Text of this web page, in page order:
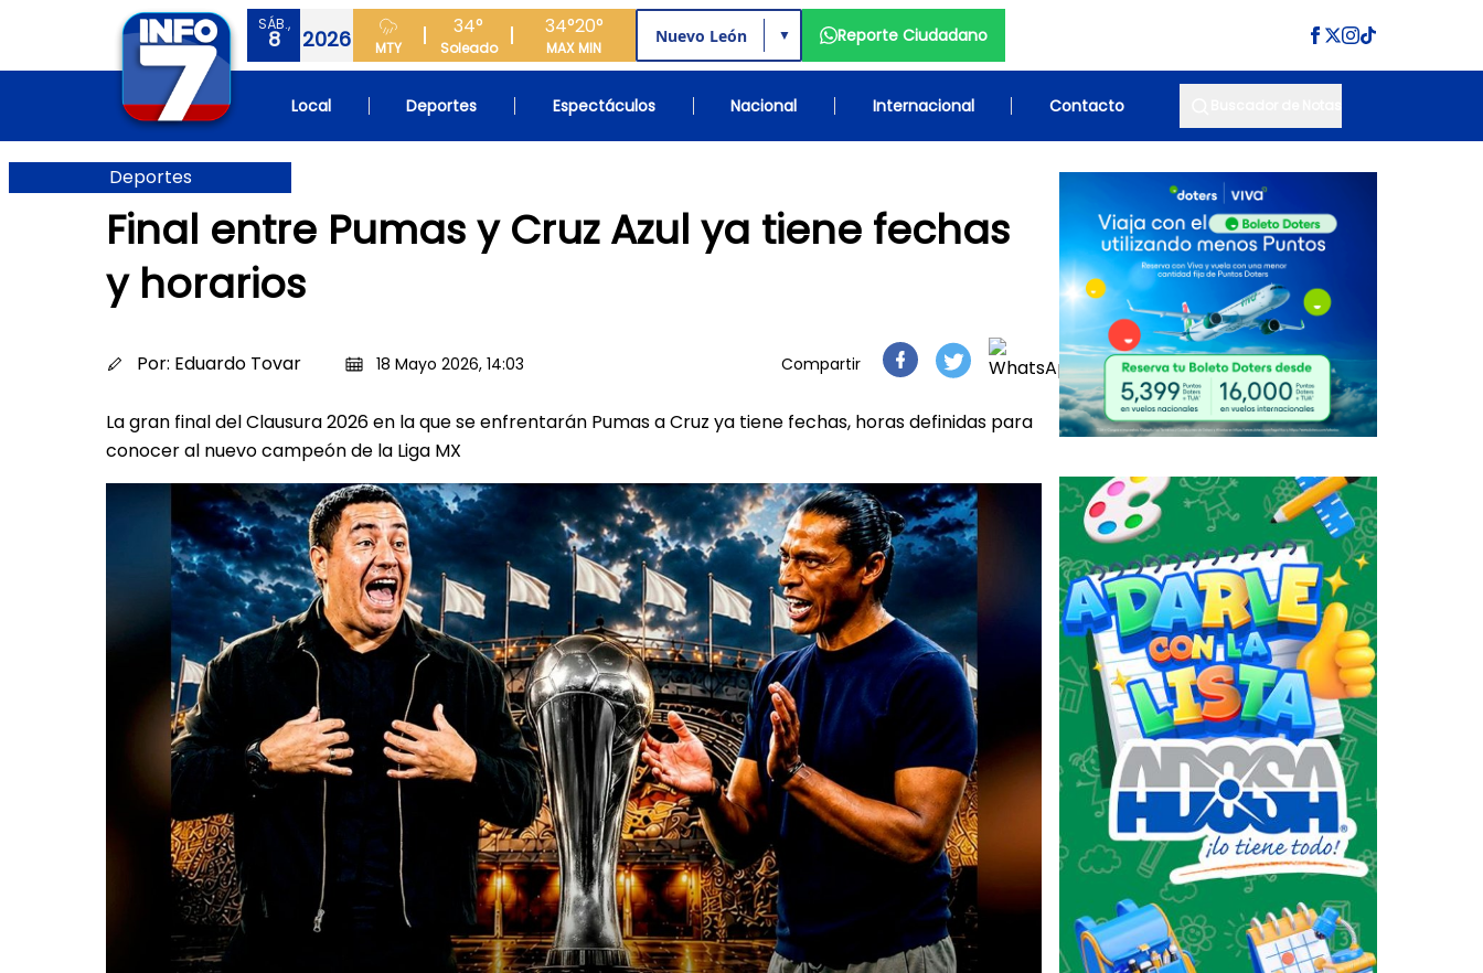
SÁB.,
8 2026 MTY
34°
Soleado
34°
MAX
20°
MIN
▼ Reporte Ciudadano
Local Deportes Espectáculos Nacional Internacional Contacto
Deportes
Final entre Pumas y Cruz Azul ya tiene fechas
y horarios
Por: Eduardo Tovar 18 Mayo 2026, 14:03 Compartir
La gran final del Clausura 2026 en la que se enfrentarán Pumas a Cruz ya tiene fechas, horas definidas para
conocer al nuevo campeón de la Liga MX